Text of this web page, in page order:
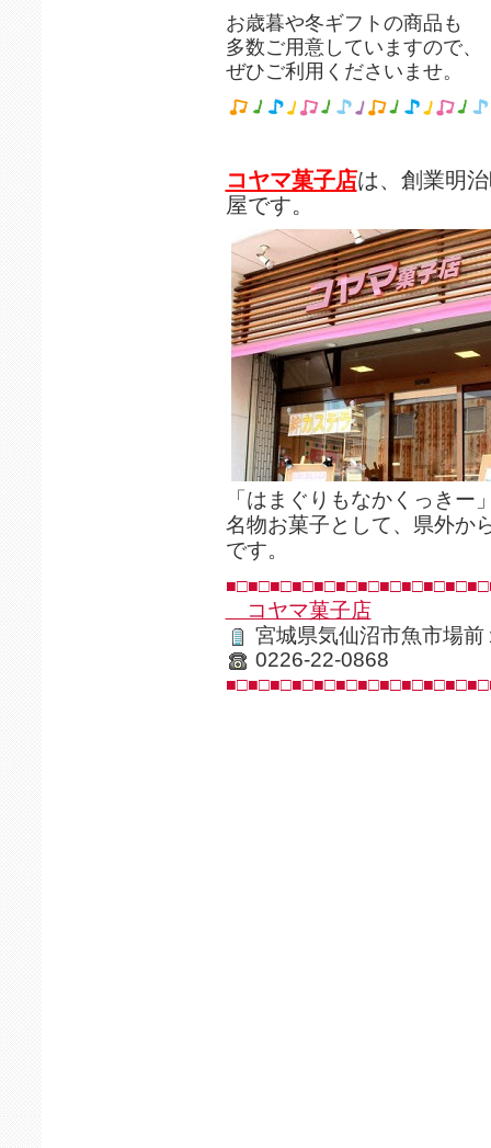
お歳暮や冬ギフトの商品も
多数ご用意していますので、
ぜひご利用くださいませ。
コヤマ菓子店は、創業明
屋です。
「はまぐりもなかくっきー
名物お菓子として、県外か
です。
コヤマ菓子店
宮城県気仙沼市魚市場前
0226-22-0868